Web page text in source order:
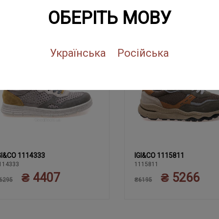
ОБЕРІТЬ МОВУ
Українська Російська
39 40 41
44 45
1114333
₴ 4407
39 40 41
44 45
IGI&CO 1115811
1115811
₴6195 ₴ 5266